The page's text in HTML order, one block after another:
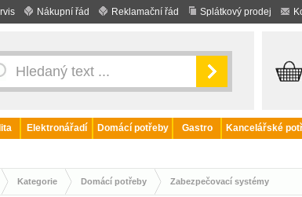
Nákupní řád Reklamační řád Splátkový prodej
Elektronářadí Domácí potřeby Gastro Kancelářské
Kategorie Domácí potřeby Zabezpečovací systémy